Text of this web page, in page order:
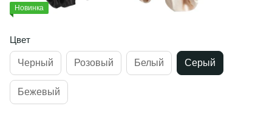
Новинка
Цвет
Черный Розовый Белый Серый
Бежевый